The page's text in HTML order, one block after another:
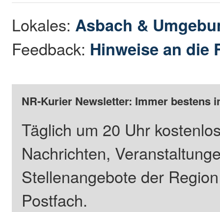
Lokales: Asbach &
Feedback: Hinweise an die
NR-Kurier Newsletter: Immer bestens
Täglich um 20 Uhr
Nachrichten,
Stellenangebote der
Postfach.